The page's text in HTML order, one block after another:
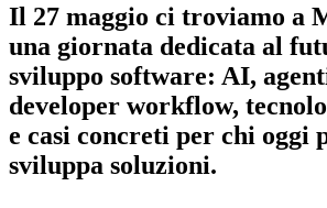
Il 27 maggio ci troviamo a
una giornata dedicata al
sviluppo software: AI,
developer workflow,
e casi concreti per chi oggi
sviluppa soluzioni.